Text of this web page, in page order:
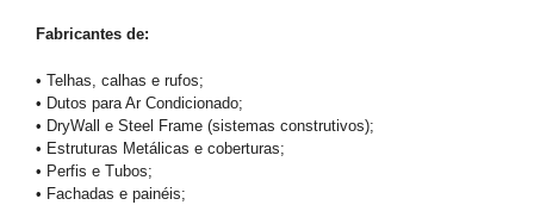
Fabricantes de:
• Telhas, calhas e rufos;
• Dutos para Ar Condicionado;
• DryWall e Steel Frame (sistemas construtivos);
• Estruturas Metálicas e coberturas;
• Perfis e Tubos;
• Fachadas e painéis;